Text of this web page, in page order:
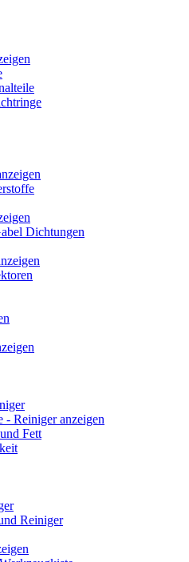
Dichtungen
- Reiniger anzeigen
Fett
Reiniger